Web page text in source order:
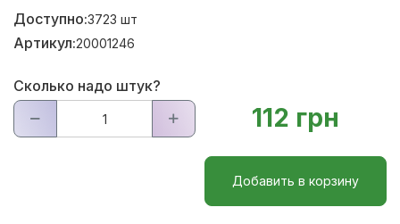
Доступно:3723 шт
Артикул:20001246
Сколько надо штук?
112 грн
Добавить в корзину